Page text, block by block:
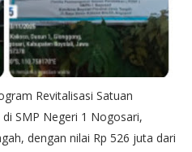
Revitalisasi Satuan
SMP Negeri 1 Nogosari,
dengan nilai Rp 526 juta dari